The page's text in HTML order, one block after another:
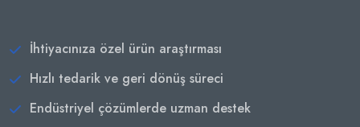
İhtiyacınıza özel ürün araştırması
Hızlı tedarik ve geri dönüş süreci
Endüstriyel çözümlerde uzman destek